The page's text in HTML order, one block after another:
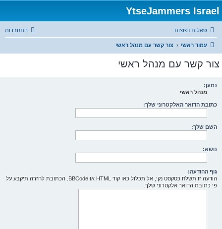
YtseJammers Israel
שאלות נפוצות התחברות
עמוד ראשי צור קשר עם מנהל ראשי
צור קשר עם מנהל ראשי
נמען:
מנהל ראשי
כתובת הדואר האלקטרוני שלך:
השם שלך:
נושא:
גוף ההודעה:
הודעה זו תשלח כטקסט נקי, אל תכלול כאו קוד HTML או BBCode. הכתובת לחזרה תיקבע על
פי כתובת הדואר אלקטרוני שלך.